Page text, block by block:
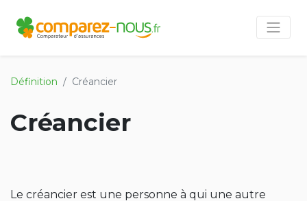
Définition Créancier
Créancier
Le créancier est une personne à qui une autre